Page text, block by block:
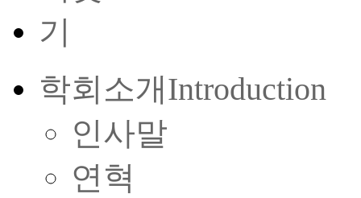
학회소개Introduction
인사말
연혁